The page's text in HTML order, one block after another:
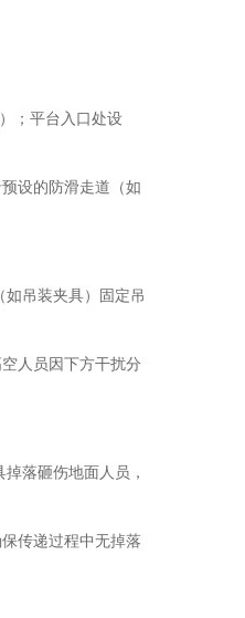
；平台入口处设
设的防滑走道（如
如吊装夹具）固定吊
人员因下方干扰分
落砸伤地面人员，
传递过程中无掉落